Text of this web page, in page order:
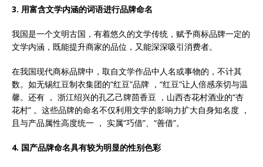
3. 用富含文学内涵的词语进行品牌命名
我国是一个文明古国，有着悠久的文学传统，赋予商标品牌一定的
文学内涵，既能提升商家的品位，又能深深吸引消费者。
在我国现代商标品牌中，取自文学作品中人名或事物的，不计其
数。如无锡红豆制衣集团的“红豆”品牌 ，“红豆”让人倍感亲切与温
馨。还有 ， 浙江绍兴的孔乙己牌茴香豆 ，山西杏花村酒业的“杏
花村” 。这些品牌的命名不仅利用文学的影响力扩大自身知名度 ，
且与产品属性高度统一 ， 实属“巧借”、“善借”。
4. 国产品牌命名具有较为明显的性别色彩